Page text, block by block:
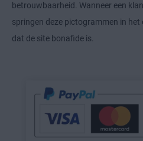
betrouwbaarheid. Wanneer een
springen deze pictogrammen in het
dat de site bonafide is.